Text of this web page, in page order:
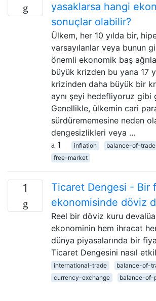
yasaklarsa hangi
sonuçlar olabilir?
Ülkem, her 10 yılda bir,
varsayılanlar veya bunun
önemli ekonomik baş
büyük krizden bu yana 17
krizinden daha büyük bir
aynı şeyi hedefliyoruz gibi
Genellikle, ülkemin cari
sürdürememesine neden
dengesizlikleri veya …
1
inflation balance-of-trade
free-market
1
Ticaret Dengesi - Bir
ekonomisinde döviz
Reel bir döviz kuru
ekonominin hem ihracat
dünya piyasalarında bir
Ticaret Dengesini nasıl
international-trade
balance-of-
currency-exchange
balance-of-